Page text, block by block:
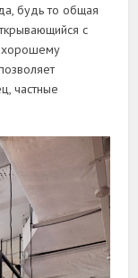
будь то общая
с
хорошему
частные